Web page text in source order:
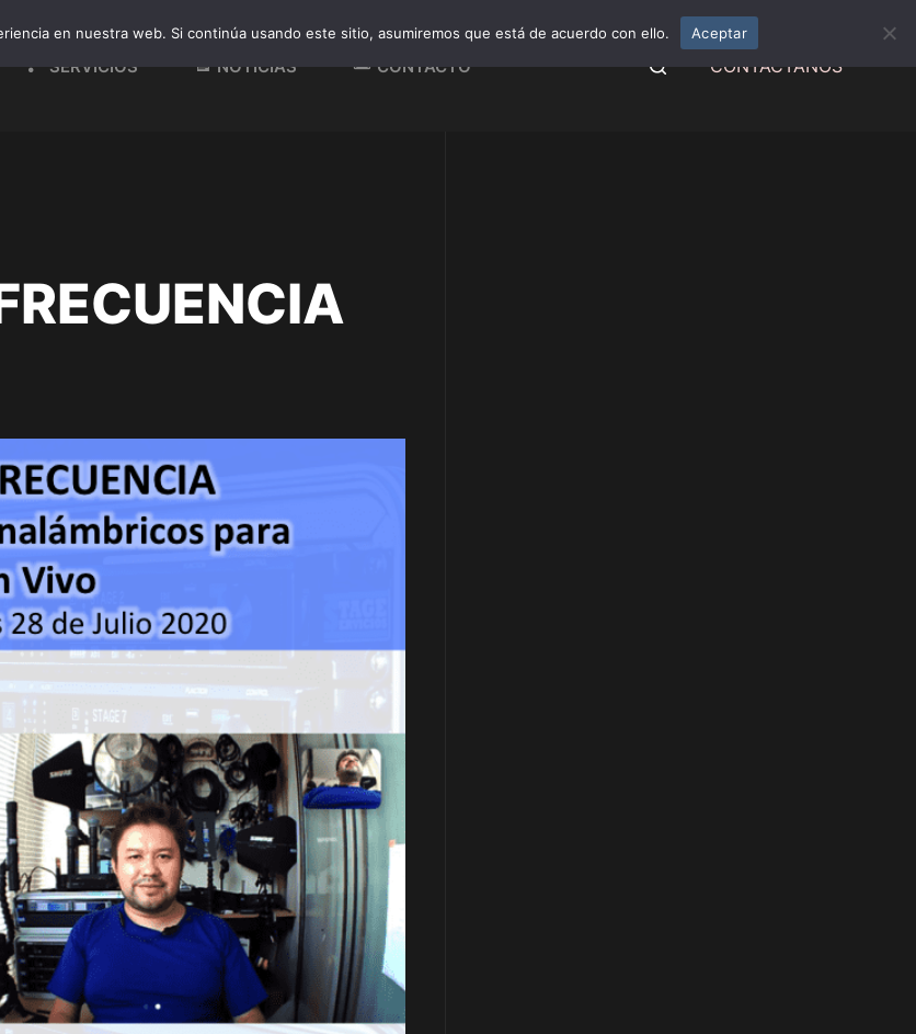
SERVICIOS NOTICIAS CONTACTO CONTÁCTANOS
en nuestra web. Si continúa usando este sitio, asumiremos que está de acuerdo con ello. Aceptar